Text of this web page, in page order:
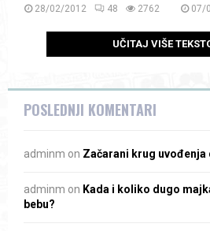
28/02/2012 48 2762 07/
UČITAJ VIŠE
POSLEDNJI KOMENTARI
adminm on Začarani krug uvođenja
adminm on Kada i koliko dugo
bebu?